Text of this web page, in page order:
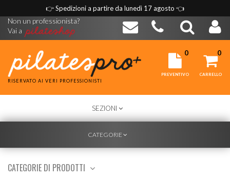
👉Spedizioni a partire da lunedì 17 agosto 👈
Non un professionista?
Vai a
RISERVATO AI VERI PROFESSIONISTI
0
PREVENTIVO
0
CARRELLO
TOGGLE
NAVIGATION
SEZIONI
TOGGLE
CATEGORIE
CATEGORIE DI PRODOTTI